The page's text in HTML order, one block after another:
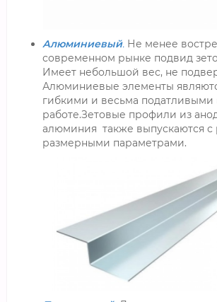
Алюминиевый. Не менее
современном рынке подвид
Имеет небольшой вес, не
Алюминиевые элементы
гибкими и весьма податливыми
работе.Зетовые профили из
алюминия также выпускаются с
размерными параметрами.